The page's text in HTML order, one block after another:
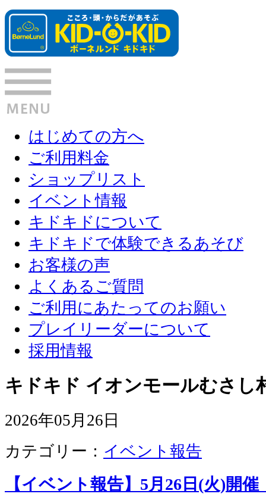
はじめての方へ
ご利用料金
ショップリスト
イベント情報
キドキドについて
キドキドで体験できるあそび
お客様の声
よくあるご質問
ご利用にあたってのお願い
プレイリーダーについて
採用情報
キドキド イオンモールむさし
2026年05月26日
カテゴリー： イベント報告
【イベント報告】5月26日(火)開